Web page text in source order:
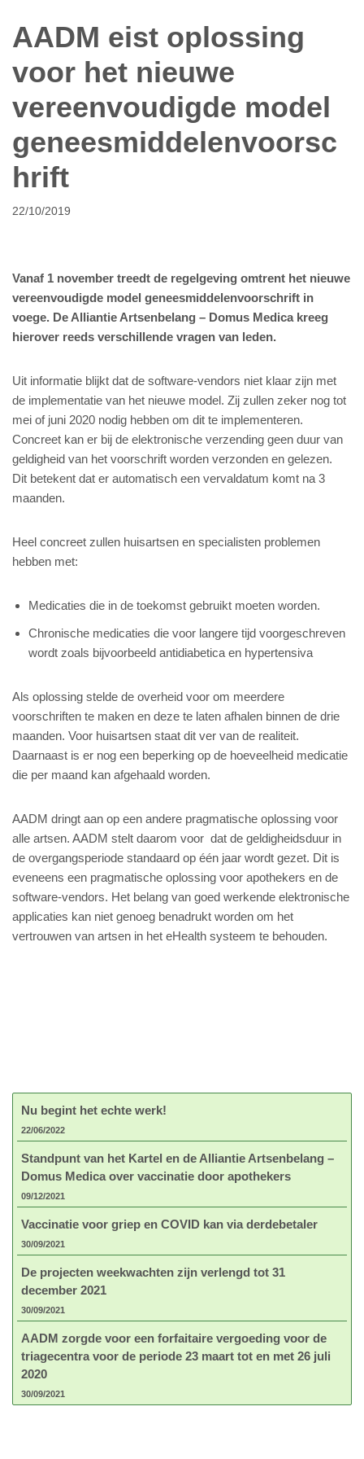
AADM eist oplossing
voor het nieuwe
vereenvoudigde model
geneesmiddelenvoorsc
hrift
22/10/2019
Vanaf 1 november treedt de regelgeving omtrent het nieuwe
vereenvoudigde model geneesmiddelenvoorschrift in
voege. De Alliantie Artsenbelang – Domus Medica kreeg
hierover reeds verschillende vragen van leden.
Uit informatie blijkt dat de software-vendors niet klaar zijn met
de implementatie van het nieuwe model. Zij zullen zeker nog tot
mei of juni 2020 nodig hebben om dit te implementeren.
Concreet kan er bij de elektronische verzending geen duur van
geldigheid van het voorschrift worden verzonden en gelezen.
Dit betekent dat er automatisch een vervaldatum komt na 3
maanden.
Heel concreet zullen huisartsen en specialisten problemen
hebben met:
Medicaties die in de toekomst gebruikt moeten worden.
Chronische medicaties die voor langere tijd voorgeschreven
wordt zoals bijvoorbeeld antidiabetica en hypertensiva
Als oplossing stelde de overheid voor om meerdere
voorschriften te maken en deze te laten afhalen binnen de drie
maanden. Voor huisartsen staat dit ver van de realiteit.
Daarnaast is er nog een beperking op de hoeveelheid medicatie
die per maand kan afgehaald worden.
AADM dringt aan op een andere pragmatische oplossing voor
alle artsen. AADM stelt daarom voor dat de geldigheidsduur in
de overgangsperiode standaard op één jaar wordt gezet. Dit is
eveneens een pragmatische oplossing voor apothekers en de
software-vendors. Het belang van goed werkende elektronische
applicaties kan niet genoeg benadrukt worden om het
vertrouwen van artsen in het eHealth systeem te behouden.
Nu begint het echte werk!
22/06/2022
Standpunt van het Kartel en de Alliantie Artsenbelang –
Domus Medica over vaccinatie door apothekers
09/12/2021
Vaccinatie voor griep en COVID kan via derdebetaler
30/09/2021
De projecten weekwachten zijn verlengd tot 31
december 2021
30/09/2021
AADM zorgde voor een forfaitaire vergoeding voor de
triagecentra voor de periode 23 maart tot en met 26 juli
2020
30/09/2021